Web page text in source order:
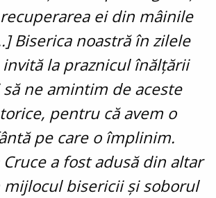
ei din mâinile
Biserica noastră în zilele
invită la praznicul înălțării
ne amintim de aceste
pentru că avem o
pe care o împlinim.
Cruce a fost adusă din altar
mijlocul bisericii și soborul